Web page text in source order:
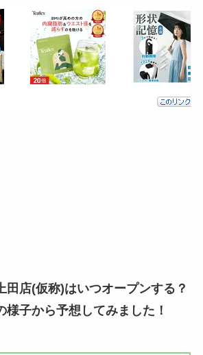
田店(仮称)はいつオープンする？
様子から予想してみました！